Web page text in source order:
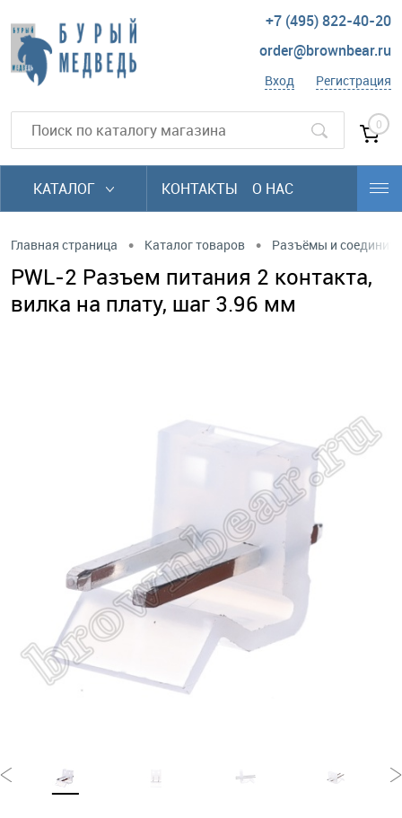
+7 (495) 822-40-20
order@brownbear.ru
Вход Регистрация
0
КАТАЛОГ КОНТАКТЫ О НАС
Главная страница • Каталог товаров • Разъёмы и
PWL-2 Разъем питания 2 контакта,
вилка на плату, шаг 3.96 мм